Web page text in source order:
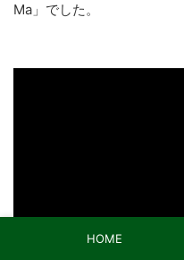
Ma」でした。
HOME